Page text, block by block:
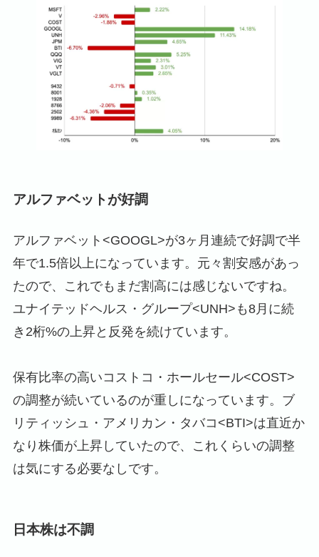
アルファベットが好調
アルファベット<GOOGL>が3ヶ月連続で好調で半
年で1.5倍以上になっています。元々割安感があっ
たので、これでもまだ割高には感じないですね。
ユナイテッドヘルス・グループ<UNH>も8月に続
き2桁%の上昇と反発を続けています。
保有比率の高いコストコ・ホールセール<COST>
の調整が続いているのが重しになっています。ブ
リティッシュ・アメリカン・タバコ<BTI>は直近か
なり株価が上昇していたので、これくらいの調整
は気にする必要なしです。
日本株は不調